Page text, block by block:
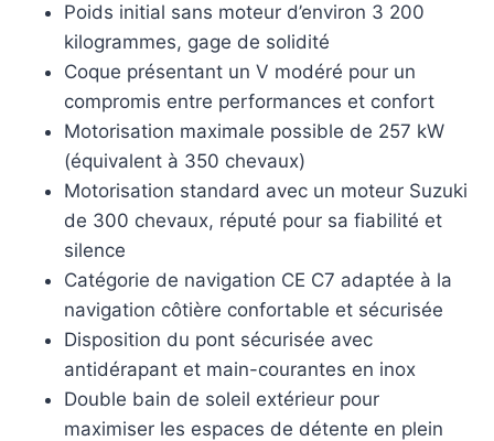
Poids initial sans moteur d’environ 3 200
kilogrammes, gage de solidité
Coque présentant un V modéré pour un
compromis entre performances et confort
Motorisation maximale possible de 257 kW
(équivalent à 350 chevaux)
Motorisation standard avec un moteur Suzuki
de 300 chevaux, réputé pour sa fiabilité et
silence
Catégorie de navigation CE C7 adaptée à la
navigation côtière confortable et sécurisée
Disposition du pont sécurisée avec
antidérapant et main-courantes en inox
Double bain de soleil extérieur pour
maximiser les espaces de détente en plein